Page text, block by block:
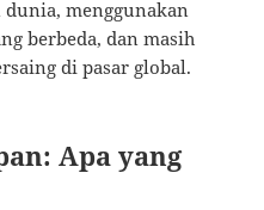
menggunakan
berbeda, dan masih
di pasar global.
Apa yang